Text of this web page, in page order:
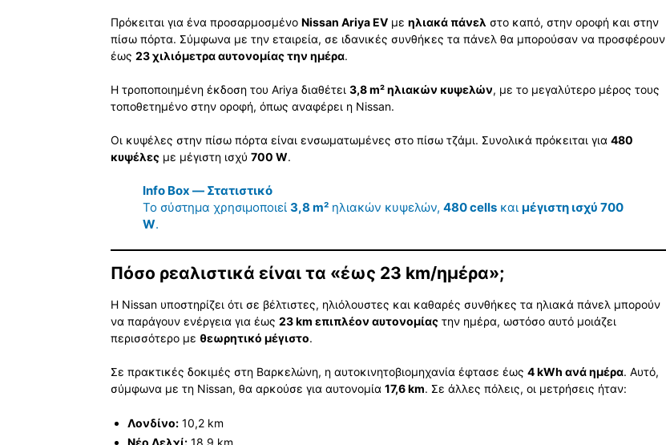
Πρόκειται για ένα προσαρμοσμένο Nissan Ariya EV με ηλιακά πάνελ στο καπό, στην οροφή και στην
πίσω πόρτα. Σύμφωνα με την εταιρεία, σε ιδανικές συνθήκες τα πάνελ θα μπορούσαν να προσφέρουν
έως 23 χιλιόμετρα αυτονομίας την ημέρα.
Η τροποποιημένη έκδοση του Ariya διαθέτει 3,8 m² ηλιακών κυψελών, με το μεγαλύτερο μέρος τους
τοποθετημένο στην οροφή, όπως αναφέρει η Nissan.
Οι κυψέλες στην πίσω πόρτα είναι ενσωματωμένες στο πίσω τζάμι. Συνολικά πρόκειται για 480
κυψέλες με μέγιστη ισχύ 700 W.
Info Box — Στατιστικό
Το σύστημα χρησιμοποιεί 3,8 m² ηλιακών κυψελών, 480 cells και μέγιστη ισχύ 700
W.
Πόσο ρεαλιστικά είναι τα «έως 23 km/ημέρα»;
Η Nissan υποστηρίζει ότι σε βέλτιστες, ηλιόλουστες και καθαρές συνθήκες τα ηλιακά πάνελ μπορούν
να παράγουν ενέργεια για έως 23 km επιπλέον αυτονομίας την ημέρα, ωστόσο αυτό μοιάζει
περισσότερο με θεωρητικό μέγιστο.
Σε πρακτικές δοκιμές στη Βαρκελώνη, η αυτοκινητοβιομηχανία έφτασε έως 4 kWh ανά ημέρα. Αυτό,
σύμφωνα με τη Nissan, θα αρκούσε για αυτονομία 17,6 km. Σε άλλες πόλεις, οι μετρήσεις ήταν:
Λονδίνο: 10,2 km
Νέο Δελχί: 18,9 km